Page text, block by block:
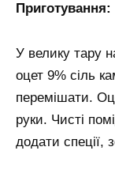
Приготування:
У велику тару
оцет 9% сіль
перемішати.
руки. Чисті
додати спеції,